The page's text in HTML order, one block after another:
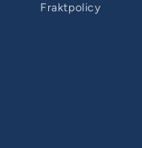
Fraktpolicy